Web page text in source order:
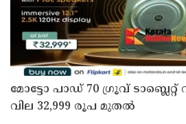
മോട്ടോ പാഡ് 70 ഗ്രൂവ് ടാബ്ലെറ്റ്
വില 32,999 രൂപ മുതൽ